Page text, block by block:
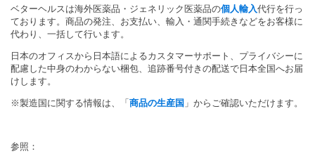
ベターヘルスは海外医薬品・ジェネリック医薬品の個人輸入代行を行っ
ております。商品の発注、お支払い、輸入・通関手続きなどをお客様に
代わり、一括して行います。
日本のオフィスから日本語によるカスタマーサポート、プライバシーに
配慮した中身のわからない梱包、追跡番号付きの配送で日本全国へお届
けします。
※製造国に関する情報は、「商品の生産国 」からご確認いただけます。
参照：